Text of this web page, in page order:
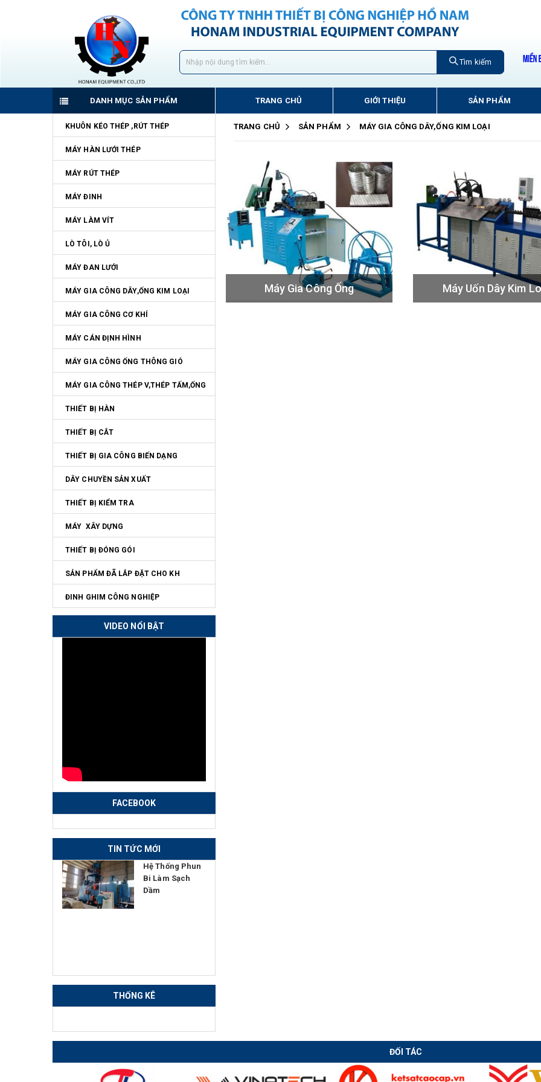
Tìm kiếm
DANH MỤC SẢN PHẨM TRANG CHỦ GIỚI THIỆU SẢN PHẨM
KHUÔN KÉO THÉP ,RÚT THÉP
MÁY HÀN LƯỚI THÉP
MÁY RÚT THÉP
MÁY ĐINH
MÁY LÀM VÍT
LÒ TÔI, LÒ Ủ
MÁY ĐAN LƯỚI
MÁY GIA CÔNG DÂY,ỐNG KIM LOẠI
MÁY GIA CÔNG CƠ KHÍ
MÁY CÁN ĐỊNH HÌNH
MÁY GIA CÔNG ỐNG THÔNG GIÓ
MÁY GIA CÔNG THÉP V,THÉP TẤM,ỐNG
THIẾT BỊ HÀN
THIẾT BỊ CẮT
THIẾT BỊ GIA CÔNG BIẾN DẠNG
DÂY CHUYỀN SẢN XUẤT
THIẾT BỊ KIỂM TRA
MÁY  XÂY DỰNG
THIẾT BỊ ĐÓNG GÓI
SẢN PHẨM ĐÃ LẮP ĐẶT CHO KH
ĐINH GHIM CÔNG NGHIỆP
VIDEO NỔI BẬT
FACEBOOK
TIN TỨC MỚI
Hệ Thống Phun
Bi Làm Sạch
Dầm
Công nghệ tôi
thấm
THỐNG KÊ
TRANG CHỦ SẢN PHẨM MÁY GIA CÔNG DÂY,ỐNG KIM LOẠI
Máy Gia Công Ống Máy Uốn Dây Kim
ĐỐI TÁC